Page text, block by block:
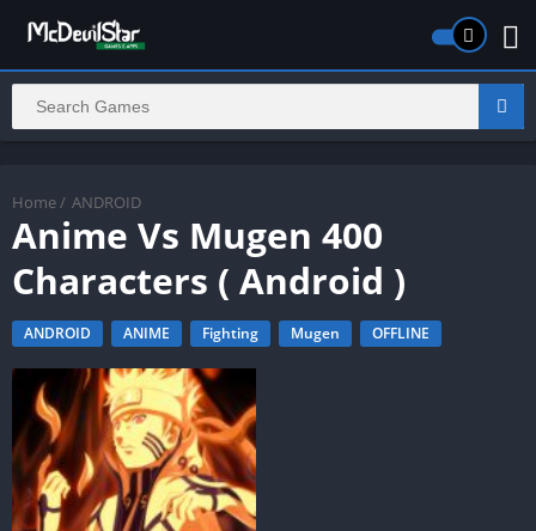
Home / ANDROID
Anime Vs Mugen 400
Characters ( Android )
ANDROID ANIME Fighting Mugen OFFLINE